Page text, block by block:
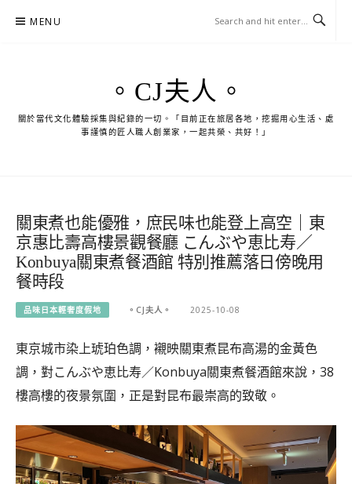
MENU
。CJ夫人。
關於當代文化體驗採集與紀錄的一切。「目前正在旅居各地，挖掘用心生活、處
事謹慎的匠人職人創業家，一起共榮、共好！」
關東煮也能優雅，庶民味也能登上高空｜東
京惠比壽高樓景觀餐廳 こんぶや恵比寿／
Konbuya關東煮餐酒館 特別推薦落日傍晚用
餐時段
品味日本輕奢度假地 。CJ夫人。 2025-10-08
東京城市染上琥珀色調，襯映關東煮昆布高湯的金黃色
調，對こんぶや恵比寿／Konbuya關東煮餐酒館來說，38
樓高樓的夜景氛圍，正是對昆布最崇高的致敬。